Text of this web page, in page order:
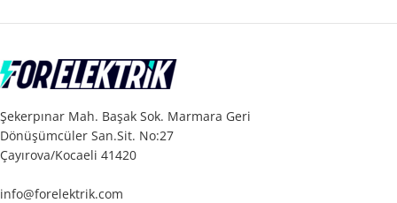
Şekerpınar Mah. Başak Sok. Marmara Geri
Dönüşümcüler San.Sit. No:27
Çayırova/Kocaeli 41420
info@forelektrik.com